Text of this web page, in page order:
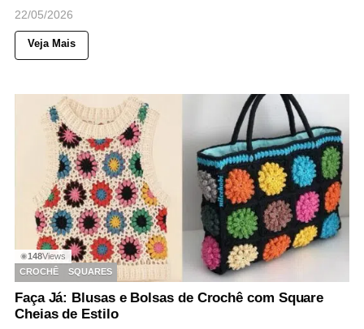
22/05/2026
Veja Mais
◉148Views
CROCHÊ
SQUARES
Faça Já: Blusas e Bolsas de Crochê com Square
Cheias de Estilo